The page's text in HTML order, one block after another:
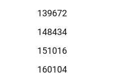
9672
8434
1016
0104